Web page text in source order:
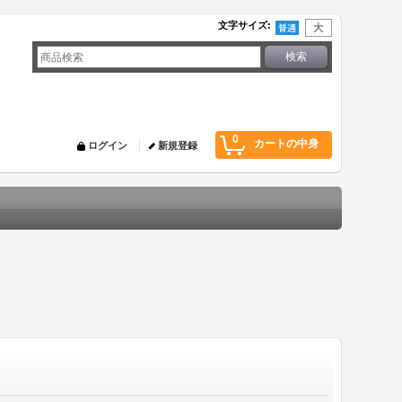
文字サイズ:
0 カートの中身
ログイン 新規登録